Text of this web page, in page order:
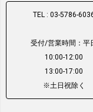
TEL : 03-5786-
受付/営業時間：平
10:00-12:00
13:00-17:00
※土日祝除く